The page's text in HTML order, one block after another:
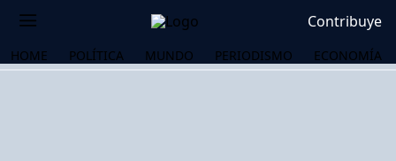
Contribuye
HOME POLÍTICA MUNDO PERIODISMO ECONOMÍA